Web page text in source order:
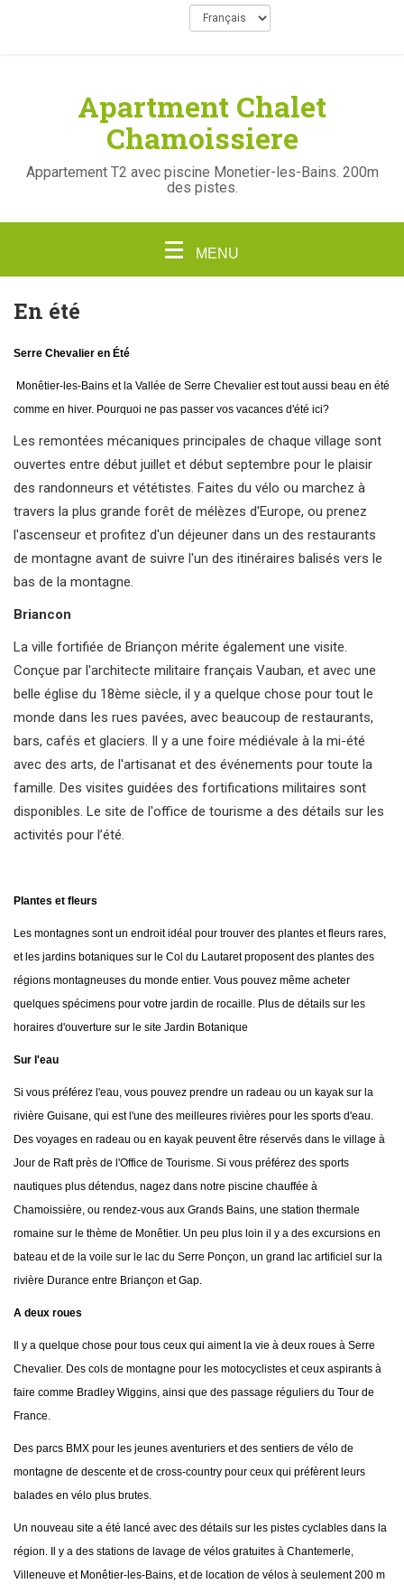
Apartment Chalet
Chamoissiere
Appartement T2 avec piscine Monetier-les-Bains. 200m
des pistes.
MENU
En été
Serre Chevalier en Été
Monêtier-les-Bains et la Vallée de Serre Chevalier est tout aussi beau en été
comme en hiver. Pourquoi ne pas passer vos vacances d'été ici?
Les remontées mécaniques principales de chaque village sont
ouvertes entre début juillet et début septembre pour le plaisir
des randonneurs et vététistes. Faites du vélo ou marchez à
travers la plus grande forêt de mélèzes d'Europe, ou prenez
l'ascenseur et profitez d'un déjeuner dans un des restaurants
de montagne avant de suivre l'un des itinéraires balisés vers le
bas de la montagne.
Briancon
La ville fortifiée de Briançon mérite également une visite.
Conçue par l'architecte militaire français Vauban, et avec une
belle église du 18ème siècle, il y a quelque chose pour tout le
monde dans les rues pavées, avec beaucoup de restaurants,
bars, cafés et glaciers. Il y a une foire médiévale à la mi-été
avec des arts, de l'artisanat et des événements pour toute la
famille. Des visites guidées des fortifications militaires sont
disponibles. Le site de l'office de tourisme a des détails sur les
activités pour l’été.
Plantes et fleurs
Les montagnes sont un endroit idéal pour trouver des plantes et fleurs rares,
et les jardins botaniques sur le Col du Lautaret proposent des plantes des
régions montagneuses du monde entier. Vous pouvez même acheter
quelques spécimens pour votre jardin de rocaille. Plus de détails sur les
horaires d'ouverture sur le site Jardin Botanique
Sur l'eau
Si vous préférez l'eau, vous pouvez prendre un radeau ou un kayak sur la
rivière Guisane, qui est l'une des meilleures rivières pour les sports d'eau.
Des voyages en radeau ou en kayak peuvent être réservés dans le village à
Jour de Raft près de l'Office de Tourisme. Si vous préférez des sports
nautiques plus détendus, nagez dans notre piscine chauffée à
Chamoissière, ou rendez-vous aux Grands Bains, une station thermale
romaine sur le thème de Monêtier. Un peu plus loin il y a des excursions en
bateau et de la voile sur le lac du Serre Ponçon, un grand lac artificiel sur la
rivière Durance entre Briançon et Gap.
A deux roues
Il y a quelque chose pour tous ceux qui aiment la vie à deux roues à Serre
Chevalier. Des cols de montagne pour les motocyclistes et ceux aspirants à
faire comme Bradley Wiggins, ainsi que des passage réguliers du Tour de
France.
Des parcs BMX pour les jeunes aventuriers et des sentiers de vélo de
montagne de descente et de cross-country pour ceux qui préfèrent leurs
balades en vélo plus brutes.
Un nouveau site a été lancé avec des détails sur les pistes cyclables dans la
région. Il y a des stations de lavage de vélos gratuites à Chantemerle,
Villeneuve et Monêtier-les-Bains, et de location de vélos à seulement 200 m